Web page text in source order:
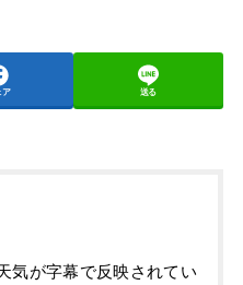
ア 送る
気が字幕で反映されてい